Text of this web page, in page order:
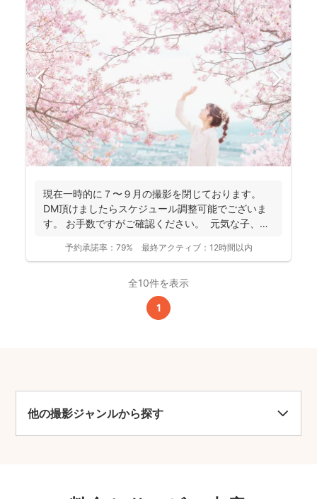
現在一時的に７〜９月の撮影を閉じております。
DM頂けましたらスケジュール調整可能でございま
す。 お手数ですがご確認ください。 元気な子、人
予約承諾率： 79% 最終アクティブ： 12時間以内
全10件を表示
1
他の撮影ジャンルから探す